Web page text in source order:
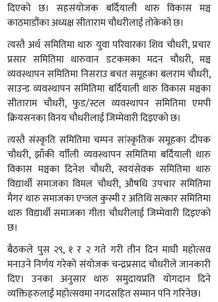
दिएको छ। सहसंयोजक बर्दियाली थारु विकास मञ्च
काठमाडौंका अध्यक्ष सीताराम चौधरीलाई तोकेको छ।
त्यस्तै अर्थ समितिमा थारु युवा परिवारका शिव चौधरी, प्रचार
प्रसार समितिमा थारुवान डटकमका मदन चौधरी, मञ्च
व्यवस्थापन समितिमा निसराउ बचत समूहका बलराम चौधरी,
साउन्ड व्यवस्थापन समितिमा बर्दियाली थारु विकास मञ्चका
सीताराम चौधरी, फुड/स्टल व्यवस्थापन समितिमा एमपी
क्रियसनका विनय चौधरीलाई जिम्मेवारी दिइएको छ।
त्यस्तै संस्कृति समितिमा चम्पन सांस्कृतिक समूहका दीपक
चौधरी, झाँकी र्याीली व्यवस्थापन समितिमा बर्दियाली थारु
विकास मञ्चका दिनेश चौधरी, स्वयंसेवक समितिमा थारु
विद्यार्थी समाजका विमल चौधरी, औषधि उपचार समितिमा
मैगर थारु समाजका एन्जल कुस्मी र अतिथि सत्कार समितिमा
थारु विद्यार्थी समाजका गीता चौधरीलाई जिम्मेवारी दिइएको
छ।
बैठकले पुस २९, १ र २ गते गरी तीन दिन माघी महोत्सव
मनाउने निर्णय गरेको संयोजक चन्द्रप्रसाद चौधरीले जानकारी
दिए। उनका अनुसार थारु समुदायप्रति योगदान दिने
व्यक्तिहरुलाई महोत्सवमा नगदसहित सम्मान पनि गरिनेछ।